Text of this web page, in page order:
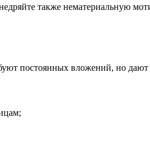
также нематериальную
постоянных вложений, но